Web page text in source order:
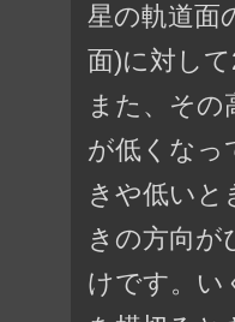
星の軌道面
面)に対し
また、その
が低くなっ
きや低いと
きの方向が
けです。い